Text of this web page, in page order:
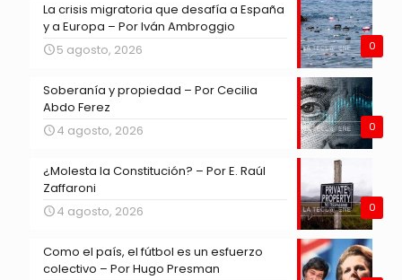
0
La crisis migratoria que desafía a España
y a Europa – Por Iván Ambroggio
5 agosto, 2026
0
Soberanía y propiedad – Por Cecilia
Abdo Ferez
4 agosto, 2026
0
¿Molesta la Constitución? – Por E. Raúl
Zaffaroni
4 agosto, 2026
Como el país, el fútbol es un esfuerzo
colectivo – Por Hugo Presman